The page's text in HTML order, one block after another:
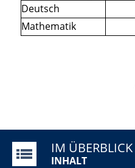
Deutsch
Mathematik
IM ÜBERBLICK
INHALT